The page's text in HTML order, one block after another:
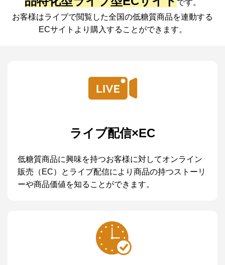
です。
お客様はライブで閲覧した全国の低糖質商品を連動する
ECサイトより購入することができます。
ライブ配信×EC
低糖質商品に興味を持つお客様に対してオンライン
販売（EC）とライブ配信により商品の持つストーリ
ーや商品価値を知ることができます。